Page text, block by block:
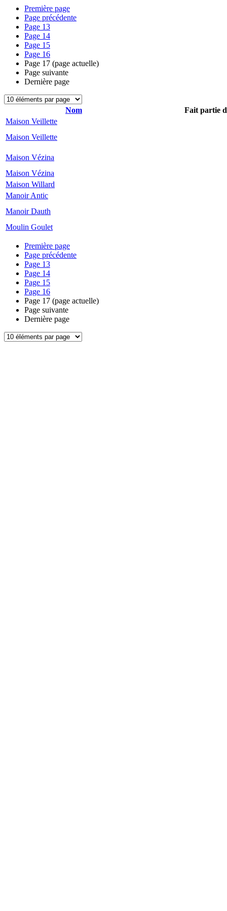
Première page
Page précédente
Page 13
Page 14
Page 15
Page 16
Page 17 (page actuelle)
Page suivante
Dernière page
Nom
Fait partie
Maison Veillette
Maison Veillette
Maison Vézina
Maison Vézina
Maison Willard
Manoir Antic
Manoir Dauth
Moulin Goulet
Première page
Page précédente
Page 13
Page 14
Page 15
Page 16
Page 17 (page actuelle)
Page suivante
Dernière page